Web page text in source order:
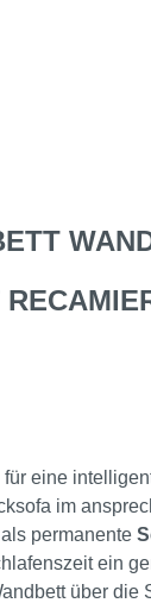
eine
im
permanente
ein
über